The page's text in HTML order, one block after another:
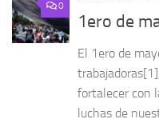
0
1ero de
El 1ero de
fortalecer con
luchas de